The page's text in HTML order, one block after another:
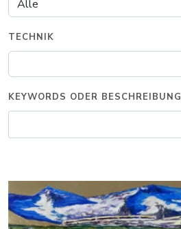
TECHNIK
KEYWORDS ODER BESCHREIBUNG